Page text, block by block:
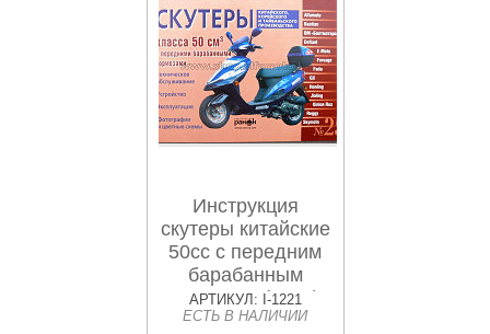
Инструкция
скутеры китайские
50сс с передним
барабанным
тормозом (№25)
(88стр) VDK-2
АРТИКУЛ: I-1221
ЕСТЬ В НАЛИЧИИ